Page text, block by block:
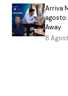
Arriva
Away
8